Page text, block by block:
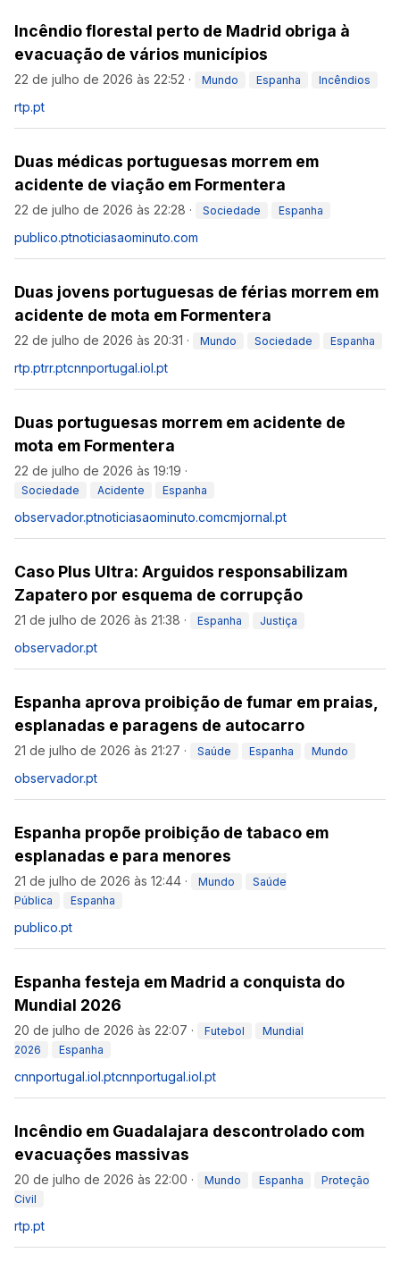
Incêndio florestal perto de Madrid obriga à
evacuação de vários municípios
22 de julho de 2026 às 22:52 · Mundo Espanha Incêndios
rtp.pt
Duas médicas portuguesas morrem em
acidente de viação em Formentera
22 de julho de 2026 às 22:28 · Sociedade Espanha
publico.ptnoticiasaominuto.com
Duas jovens portuguesas de férias morrem em
acidente de mota em Formentera
22 de julho de 2026 às 20:31 · Mundo Sociedade Espanha
rtp.ptrr.ptcnnportugal.iol.pt
Duas portuguesas morrem em acidente de
mota em Formentera
22 de julho de 2026 às 19:19 ·
Sociedade Acidente Espanha
observador.ptnoticiasaominuto.comcmjornal.pt
Caso Plus Ultra: Arguidos responsabilizam
Zapatero por esquema de corrupção
21 de julho de 2026 às 21:38 · Espanha Justiça
observador.pt
Espanha aprova proibição de fumar em praias,
esplanadas e paragens de autocarro
21 de julho de 2026 às 21:27 · Saúde Espanha Mundo
observador.pt
Espanha propõe proibição de tabaco em
esplanadas e para menores
21 de julho de 2026 às 12:44 · Mundo
Saúde
Pública
Espanha
publico.pt
Espanha festeja em Madrid a conquista do
Mundial 2026
20 de julho de 2026 às 22:07 · Futebol
Mundial
2026
Espanha
cnnportugal.iol.ptcnnportugal.iol.pt
Incêndio em Guadalajara descontrolado com
evacuações massivas
20 de julho de 2026 às 22:00 · Mundo Espanha
Proteção
Civil
rtp.pt